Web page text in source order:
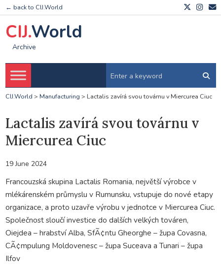
← back to CIJ.World
CIJ.World
Archive
CIJ.World > Manufacturing > Lactalis zavírá svou továrnu v Miercurea Ciuc
Lactalis zavírá svou továrnu v
Miercurea Ciuc
19 June 2024
Francouzská skupina Lactalis Romania, největší výrobce v
mlékárenském průmyslu v Rumunsku, vstupuje do nové etapy
organizace, a proto uzavře výrobu v jednotce v Miercurea Ciuc.
Společnost sloučí investice do dalších velkých továren,
Oiejdea – hrabství Alba, SfÃ¢ntu Gheorghe – župa Covasna,
CÃ¢mpulung Moldovenesc – župa Suceava a Tunari – župa
Ilfov